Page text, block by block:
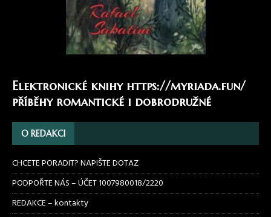
Elektronické knihy https://myriada.fun/
příběhy romantické i dobrodružné
O REDAKCI
CHCETE PORADIT? NAPIŠTE DOTAZ
PODPOŘTE NÁS – ÚČET 1007980018/2220
REDAKCE – kontakty